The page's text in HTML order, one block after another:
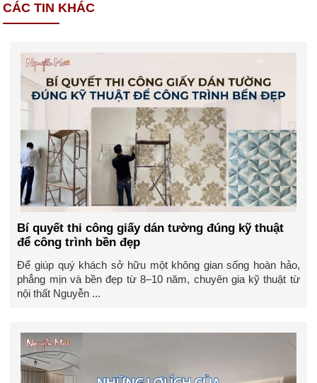
CÁC TIN KHÁC
Bí quyết thi công giấy dán tường đúng kỹ thuật
để công trình bền đẹp
Để giúp quý khách sở hữu một không gian sống hoàn hảo,
phẳng mịn và bền đẹp từ 8–10 năm, chuyên gia kỹ thuật từ
nội thất Nguyễn ...